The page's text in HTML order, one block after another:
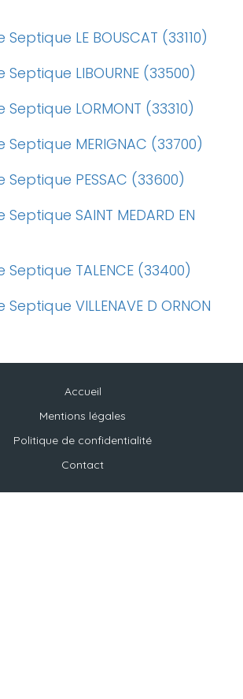
LE BOUSCAT (33110)
LIBOURNE (33500)
LORMONT (33310)
MERIGNAC (33700)
PESSAC (33600)
SAINT MEDARD EN
TALENCE (33400)
VILLENAVE D ORNON
Accueil
Mentions légales
Politique de confidentialité
Contact